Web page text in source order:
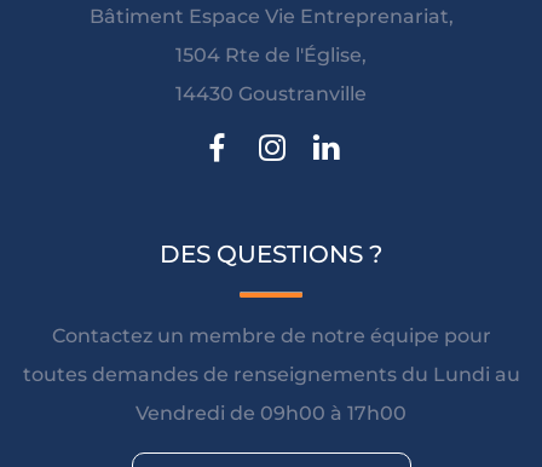
Bâtiment Espace Vie Entreprenariat,
1504 Rte de l'Église,
14430 Goustranville
DES QUESTIONS ?
Contactez un membre de notre équipe pour
toutes demandes de renseignements du Lundi au
Vendredi de 09h00 à 17h00